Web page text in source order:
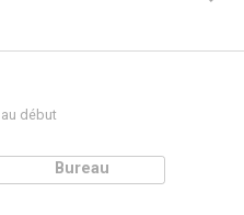
début
Bureau